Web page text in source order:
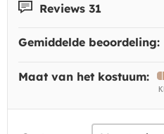
Reviews 31
Gemiddelde beoordeling:
Maat van het kostuum: